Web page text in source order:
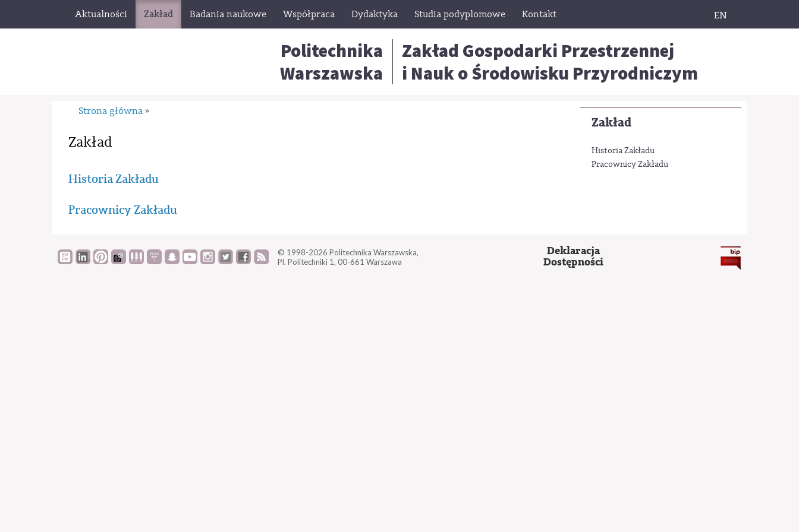
Aktualności Zakład Badania naukowe Współpraca Dydaktyka Studia podyplomowe Kontakt EN
Politechnika
Warszawska
Zakład Gospodarki Przestrzennej
i Nauk o Środowisku Przyrodniczym
Zakład
Historia Zakładu
Pracownicy Zakładu
Strona główna »
Zakład
Historia Zakładu
Pracownicy Zakładu
© 1998-2026 Politechnika Warszawska,
Pl. Politechniki 1, 00-661 Warszawa
Deklaracja
Dostępności